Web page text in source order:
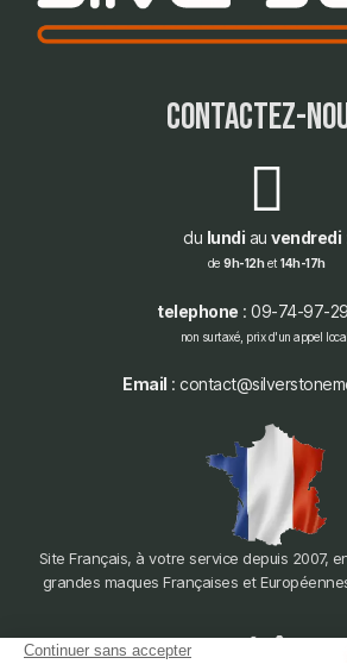
contactez-
du lundi au vendredi
de 9h-12het 14h-17h
telephone : 09-74-97-
non surtaxé, prix d'un appel local.
Email :
Site Français, à votre service depuis 2007,
grandes maques Françaises et